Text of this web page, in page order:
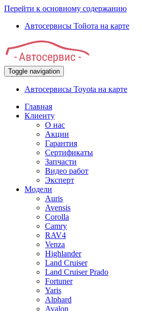
Перейти к основному содержанию
Автосервисы Тойота на карте
Toggle navigation
Автосервисы Toyota на карте
Главная
Клиенту
О нас
Акции
Гарантия
Сертификаты
Запчасти
Видео работ
Эксперт
Модели
Auris
Avensis
Corolla
Camry
RAV4
Venza
Highlander
Land Cruiser
Land Cruiser Prado
Fortuner
Yaris
Alphard
Avalon